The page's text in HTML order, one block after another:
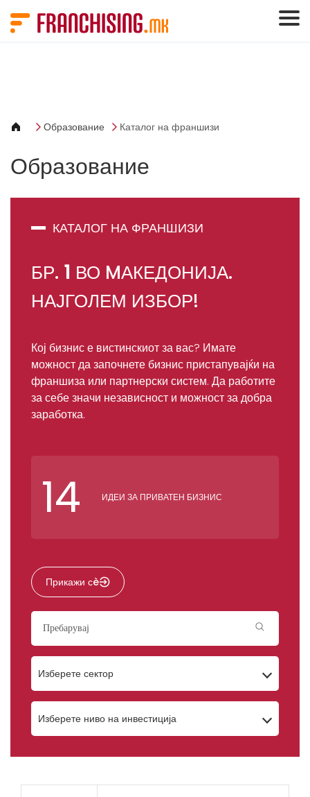
Образование Каталог на франшизи
Образование
КАТАЛОГ НА ФРАНШИЗИ
БР. 1 ВО MАКЕДОНИЈА.
НАЈГОЛЕМ ИЗБОР!
Кој бизнис е вистинскиот за вас? Имате
можност да започнете бизнис пристапувајќи на
франшиза или партнерски систем. Да работите
за себе значи независност и можност за добра
заработка.
14 ИДЕИ ЗА ПРИВАТЕН БИЗНИС
Прикажи сè
Изберете сектор
Изберете ниво на инвестиција